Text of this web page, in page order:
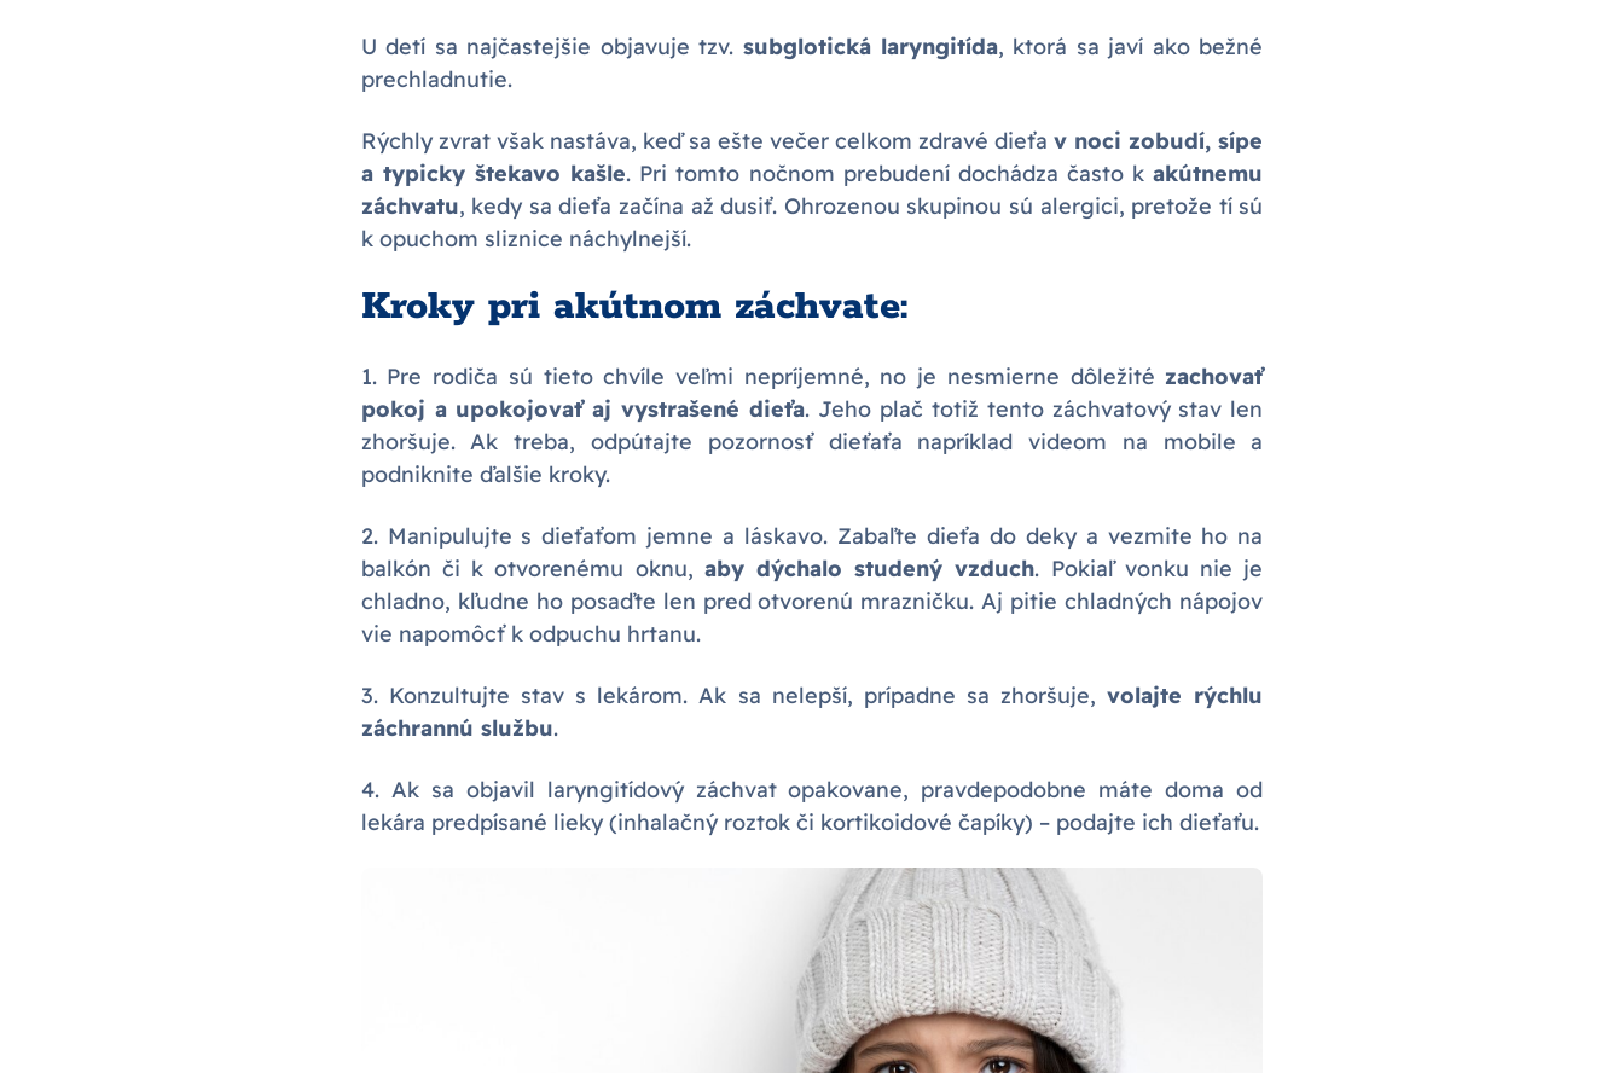
U detí sa najčastejšie objavuje tzv. subglotická laryngitída, ktorá sa javí ako bežné
prechladnutie.
Rýchly zvrat však nastáva, keď sa ešte večer celkom zdravé dieťav noci zobudí, sípe
a typicky štekavo kašle. Pri tomto nočnom prebudení dochádza často kakútnemu
záchvatu, kedy sa dieťa začína až dusiť. Ohrozenou skupinou sú alergici, pretože tí sú
k opuchom sliznice náchylnejší.
Kroky pri akútnom záchvate:
1. Pre rodiča sú tieto chvíle veľmi nepríjemné, no je nesmierne dôležité zachovať
pokoj a upokojovať aj vystrašené dieťa. Jeho plač totiž tento záchvatový stav len
zhoršuje. Ak treba, odpútajte pozornosť dieťaťa napríklad videom na mobile a
podniknite ďalšie kroky.
2. Manipulujte s dieťaťom jemne a láskavo. Zabaľte dieťa do deky a vezmite ho na
balkón či k otvorenému oknu, aby dýchalo studený vzduch. Pokiaľ vonku nie je
chladno, kľudne ho posaďte len pred otvorenú mrazničku. Aj pitie chladných nápojov
vie napomôcť k odpuchu hrtanu.
3. Konzultujte stav s lekárom. Ak sa nelepší, prípadne sa zhoršuje,volajte rýchlu
záchrannú službu.
4. Ak sa objavil laryngitídový záchvat opakovane, pravdepodobne máte doma od
lekára predpísané lieky (inhalačný roztok či kortikoidové čapíky) – podajte ich dieťaťu.